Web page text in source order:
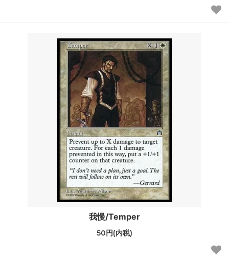
我慢/Temper
50円(内税)